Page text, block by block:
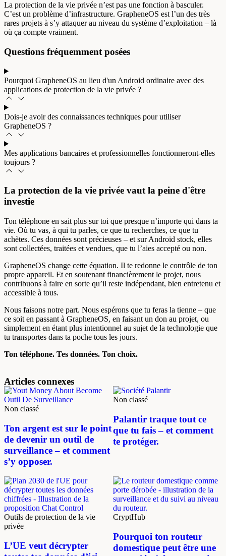
La protection de la vie privée n’est pas une fonction à basculer.
C’est un problème d’infrastructure. GrapheneOS est l’un des très
rares projets à s’y attaquer au niveau du système d’exploitation – là
où ça compte vraiment.
Questions fréquemment posées
Pourquoi GrapheneOS au lieu d'un Android ordinaire avec des
applications de protection de la vie privée ?
Dois-je avoir des connaissances techniques pour utiliser
GrapheneOS ?
Mes applications bancaires et professionnelles fonctionneront-elles
toujours ?
La protection de la vie privée vaut la peine d'être
investie
Ton téléphone en sait plus sur toi que presque n’importe qui dans ta
vie. Où tu vas, à qui tu parles, ce que tu recherches, ce que tu
achètes. Ces données sont précieuses – et sur Android stock, elles
sont collectées, traitées et vendues, que tu l’aies accepté ou non.
GrapheneOS change cette équation. Il te redonne le contrôle de ton
propre appareil. Et en soutenant financièrement le projet, nous
contribuons à faire en sorte qu’il reste indépendant, bien entretenu et
accessible à tous.
Nous faisons notre part. Nous espérons que tu feras la tienne – que
ce soit en passant à GrapheneOS, en faisant un don au projet, ou
simplement en étant plus intentionnel au sujet de la technologie que
tu transportes dans ta poche tous les jours.
Ton téléphone. Tes données. Ton choix.
Articles connexes
Non classé
Ton argent est sur le point
de devenir un outil de
surveillance – et comment
s’y opposer.
Non classé
Palantir traque tout ce
que tu fais – et comment
te protéger.
Outils de protection de la vie
privée
L’UE veut décrypter
CryptHub
Pourquoi ton routeur
domestique peut être une